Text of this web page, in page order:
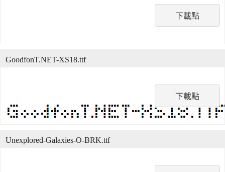
下載點
下載點
GoodfonT.NET-XS18.ttf
Unexplored-Galaxies-O-BRK.ttf